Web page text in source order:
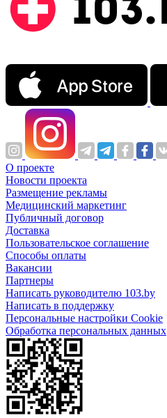
О проекте
Новости проекта
Размещение рекламы
Медицинский маркетинг
Публичный договор
Доставка
Пользовательское соглашение
Способы оплаты
Вакансии
Партнеры
Написать руководителю 103.by
Написать в поддержку
Персональные настройки Cookie
Обработка персональных данных